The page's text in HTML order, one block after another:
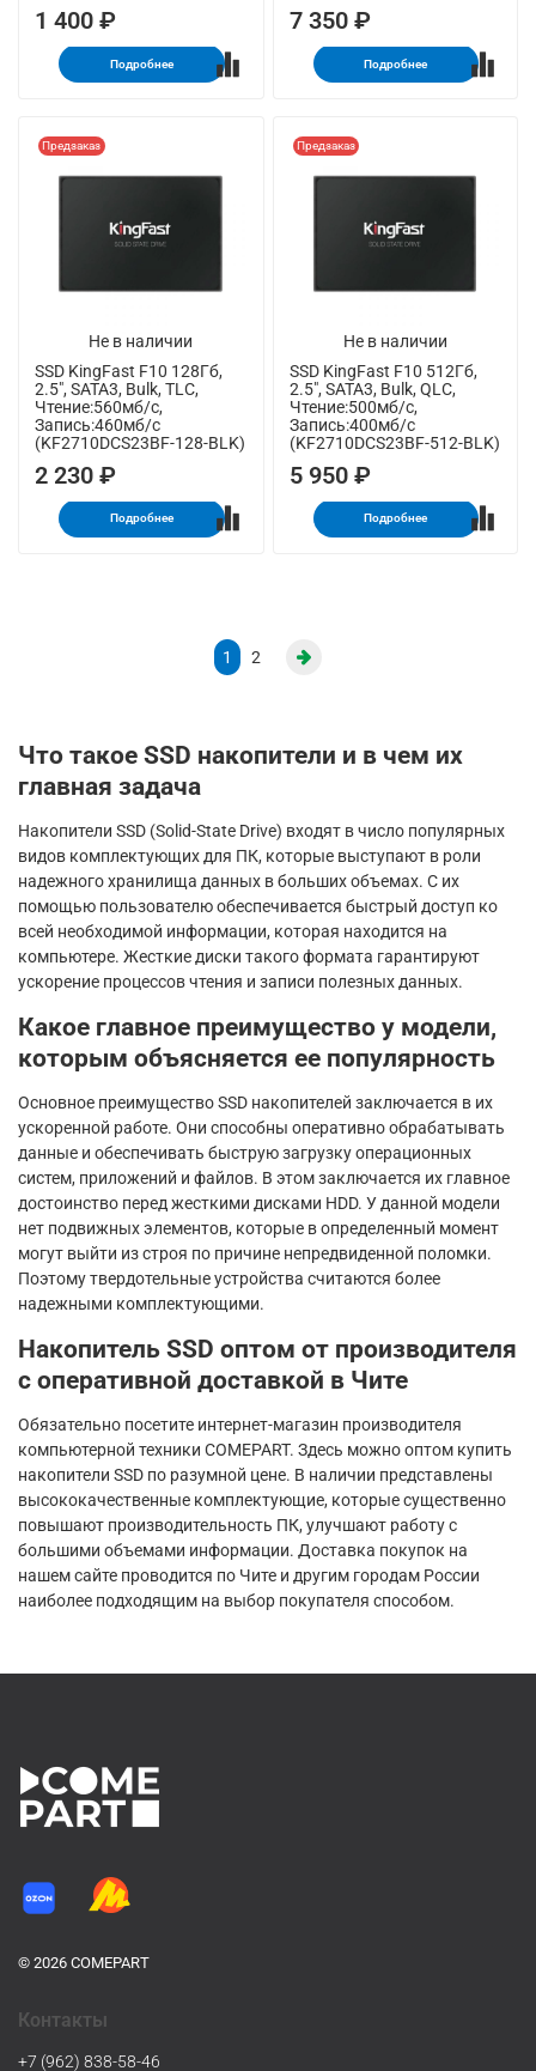
1 400 ₽
Подробнее
7 350 ₽
Подробнее
Не в наличии
Предзаказ
SSD KingFast F10 128Гб,
2.5", SATA3, Bulk, TLC,
Чтение:560мб/с,
Запись:460мб/с
(KF2710DCS23BF-128-BLK)
2 230 ₽
Подробнее
Не в наличии
Предзаказ
SSD KingFast F10 512Гб,
2.5", SATA3, Bulk, QLC,
Чтение:500мб/с,
Запись:400мб/с
(KF2710DCS23BF-512-BLK)
5 950 ₽
Подробнее
1 2
Что такое SSD накопители и в чем их
главная задача
Накопители SSD (Solid-State Drive) входят в число популярных
видов комплектующих для ПК, которые выступают в роли
надежного хранилища данных в больших объемах. С их
помощью пользователю обеспечивается быстрый доступ ко
всей необходимой информации, которая находится на
компьютере. Жесткие диски такого формата гарантируют
ускорение процессов чтения и записи полезных данных.
Какое главное преимущество у модели,
которым объясняется ее популярность
Основное преимущество SSD накопителей заключается в их
ускоренной работе. Они способны оперативно обрабатывать
данные и обеспечивать быструю загрузку операционных
систем, приложений и файлов. В этом заключается их главное
достоинство перед жесткими дисками HDD. У данной модели
нет подвижных элементов, которые в определенный момент
могут выйти из строя по причине непредвиденной поломки.
Поэтому твердотельные устройства считаются более
надежными комплектующими.
Накопитель SSD оптом от производителя
с оперативной доставкой в Чите
Обязательно посетите интернет-магазин производителя
компьютерной техники COMEPART. Здесь можно оптом купить
накопители SSD по разумной цене. В наличии представлены
высококачественные комплектующие, которые существенно
повышают производительность ПК, улучшают работу с
большими объемами информации. Доставка покупок на
нашем сайте проводится по Чите и другим городам России
наиболее подходящим на выбор покупателя способом.
© 2026 COMEPART
Контакты
+7 (962) 838-58-46